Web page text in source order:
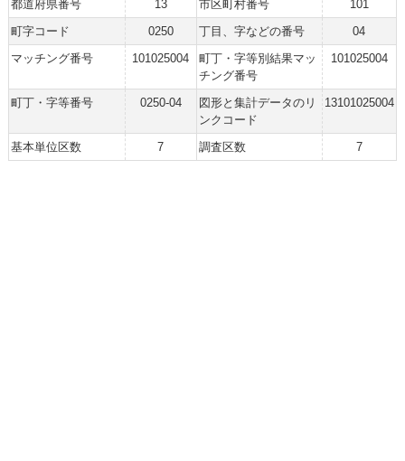
都道府県番号 13 市区町村番号
101
町字コード
0250 丁目、字などの番号
04
マッチング番号
101025004
町丁・字等別結果マッ
チング番号
101025004
町丁・字等番号 0250-04
図形と集計データのリ
ンクコード
13101025004
基本単位区数 7 調査区数 7